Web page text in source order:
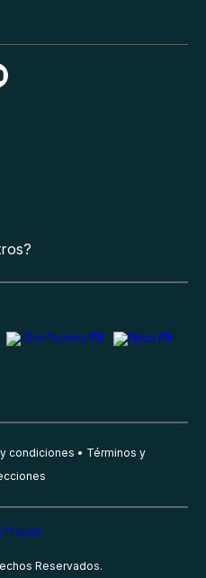
condiciones
Términos y
Reservados.